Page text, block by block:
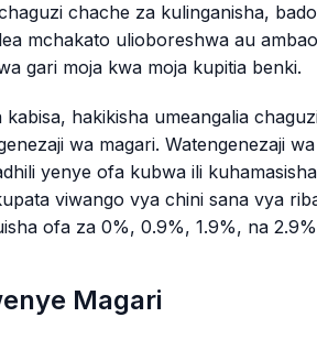
$38.44 $408.99
$36.91 $410.53
$35.37 $412.06
$33.82 $413.61
$30.71 $416.72
chache za kulinganisha,
mchakato ulioboreshwa au
gari moja kwa moja kupitia benki.
hakikisha umeangalia
wa magari. Watengenezaji
yenye ofa kubwa ili
viwango vya chini sana vya
ofa za 0%, 0.9%, 1.9%, na
Magari